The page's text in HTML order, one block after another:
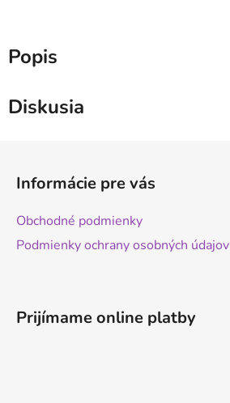
Popis
Diskusia
Informácie pre vás
Obchodné podmienky
Podmienky ochrany osobných údajov
Prijímame online platby